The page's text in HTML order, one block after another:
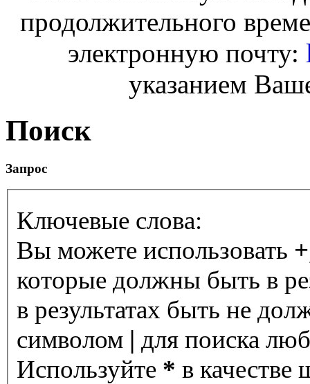
продолжительного
электронную почту:
указанием
Поиск
Запрос
Ключевые слова:
Вы можете использовать +
которые должны быть в
в результатах быть не
символом | для поиска
Используйте * в качестве